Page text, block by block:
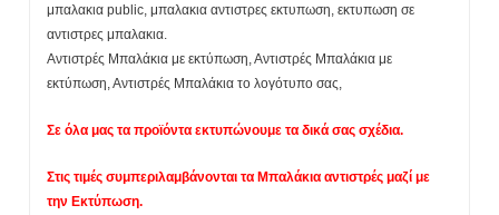
μπαλακια public, μπαλακια αντιστρες εκτυπωση, εκτυπωση σε
αντιστρες μπαλακια.
Αντιστρές Μπαλάκια με εκτύπωση, Αντιστρές Μπαλάκια με
εκτύπωση, Αντιστρές Μπαλάκια το λογότυπο σας,
Σε όλα μας τα προϊόντα εκτυπώνουμε τα δικά σας σχέδια.
Στις τιμές συμπεριλαμβάνονται τα Μπαλάκια αντιστρές μαζί με
την Εκτύπωση.